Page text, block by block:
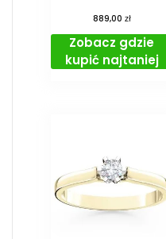
889,00 zł
Zobacz gdzie
kupić najtaniej